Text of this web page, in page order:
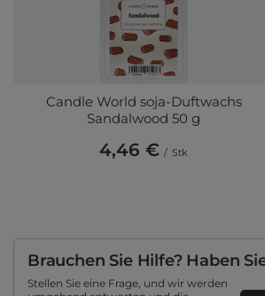
Candle World soja-Duftwachs
Sandalwood 50 g
4,46 € / Stk
Brauchen Sie Hilfe? Haben
Stellen Sie eine Frage, und wir werden